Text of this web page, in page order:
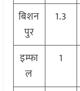
बिशन
पुर
1.3
इम्फा
ल
1